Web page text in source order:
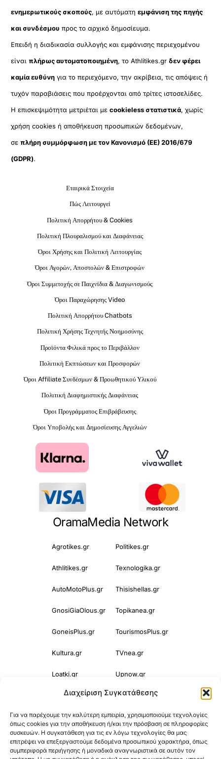
Διαχείριση Συγκατάθεσης
Για να παρέχουμε την καλύτερη εμπειρία, χρησιμοποιούμε τεχνολογίες
όπως cookies για την αποθήκευση ή/και την πρόσβαση σε πληροφορίες
συσκευών. Η συγκατάθεση για τις εν λόγω τεχνολογίες θα μας
επιτρέψει να επεξεργαστούμε δεδομένα προσωπικού χαρακτήρα, όπως
συμπεριφορά περιήγησης ή μοναδικά αναγνωριστικά σε αυτόν τον
ενημερωτικούς σκοπούς, με αυτόματηεμφάνιση της πηγής
και συνδέσμου προς το αρχικό δημοσίευμα.
Επειδή η διαδικασία συλλογής και εμφάνισης περιεχομένου
είναιπλήρως αυτοματοποιημένη, το Athlitikes.gr δεν φέρει
καμία ευθύνη για το περιεχόμενο, την ακρίβεια, τις απόψεις ή
τυχόν παραβιάσεις που προέρχονται από τρίτες ιστοσελίδες.
Η επισκεψιμότητα μετριέται μεcookieless στατιστικά, χωρίς
χρήση cookies ή αποθήκευση προσωπικών δεδομένων,
σεπλήρη συμμόρφωση με τον Κανονισμό (ΕΕ) 2016/679
(GDPR).
Εταιρικά Στοιχεία
Πώς Λειτουργεί
Πολιτική Απορρήτου & Cookies
Πολιτική Πλουραλισμού και Διαφάνειας
Όροι Χρήσης και Πολιτική Λειτουργίας
Όροι Αγορών, Αποστολών & Επιστροφών
Όροι Συμμετοχής σε Παιχνίδια & Διαγωνισμούς
Όροι Παραχώρησης Video
Πολιτική Απορρήτου Chatbots
Πολιτική Χρήσης Τεχνητής Νοημοσύνης
Προϊόντα Φιλικά προς το Περιβάλλον
Πολιτική Εκπτώσεων και Προσφορών
Όροι Affiliate Συνδέσμων & Προωθητικού Υλικού
Πολιτική Διαφημιστικής Διαφάνειας
Όροι Προγράμματος Επιβράβευσης
Όροι Υποβολής και Δημοσίευσης Αγγελιών
OramaMedia Network
Agrotikes.gr Politikes.gr
Athlitikes.gr Texnologika.gr
AutoMotoPlus.gr Thisishellas.gr
GnosiGiaOlous.gr Topikanea.gr
GoneisPlus.gr TourismosPlus.gr
Kultura.gr TVnea.gr
Loatki.gr Upnow.gr
Loveis.gr VresSyntages.gr
ModernaGynaika.gr Xristianika.gr
OikonomiaPlus.gr ZoumeKalytera.gr